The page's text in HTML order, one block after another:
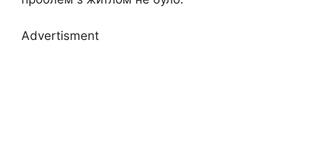
Advertisment